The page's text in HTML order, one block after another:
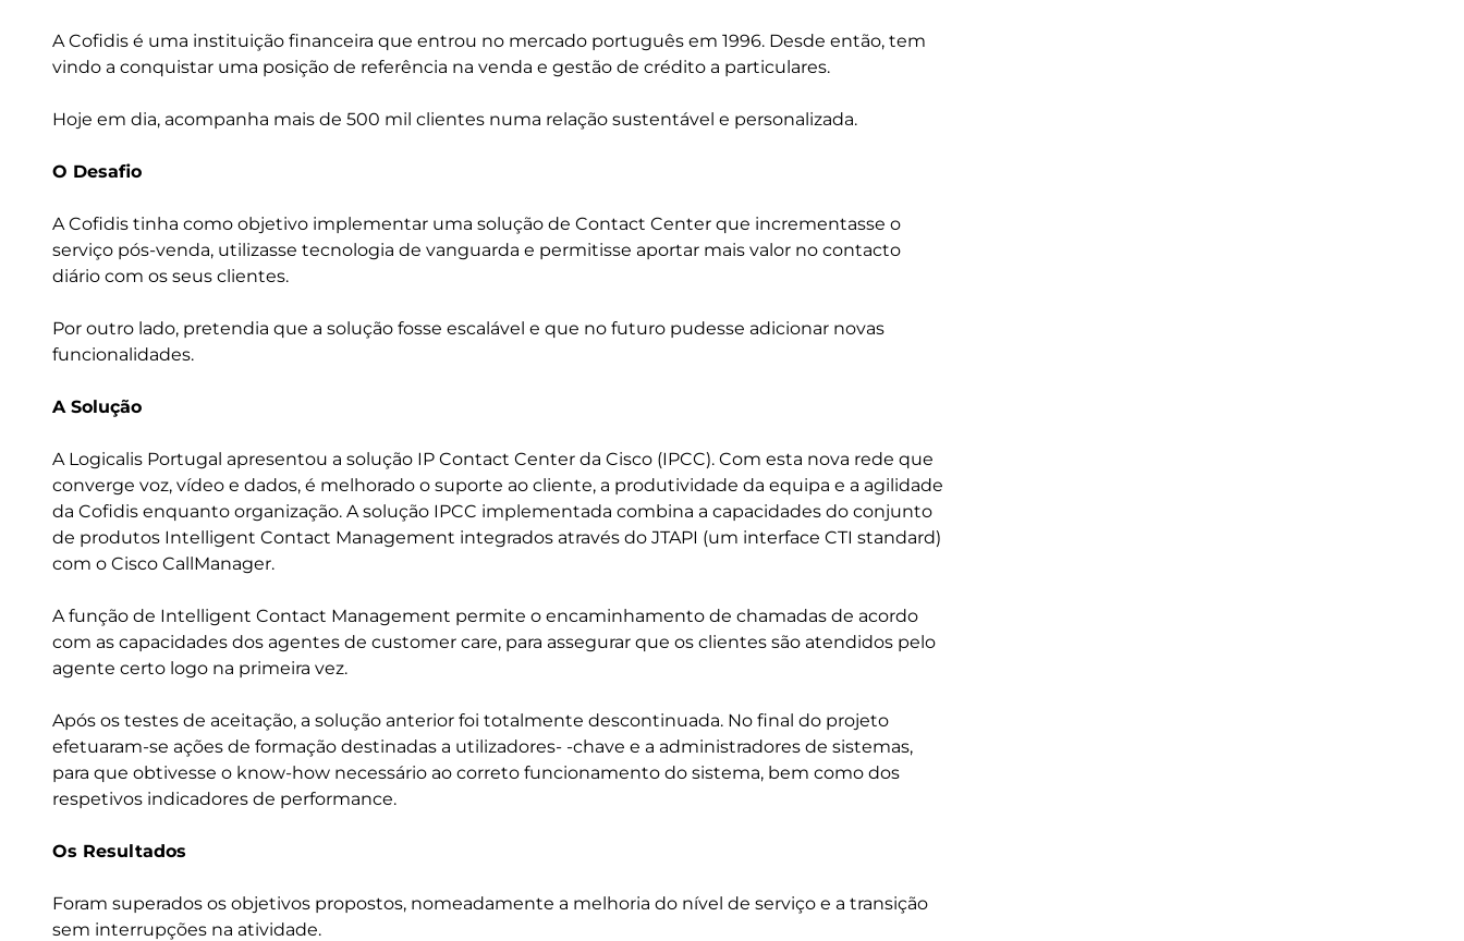
A Cofidis é uma instituição financeira que entrou no mercado português em 1996. Desde então, tem
vindo a conquistar uma posição de referência na venda e gestão de crédito a particulares.
Hoje em dia, acompanha mais de 500 mil clientes numa relação sustentável e personalizada.
O Desafio
A Cofidis tinha como objetivo implementar uma solução de Contact Center que incrementasse o
serviço pós-venda, utilizasse tecnologia de vanguarda e permitisse aportar mais valor no contacto
diário com os seus clientes.
Por outro lado, pretendia que a solução fosse escalável e que no futuro pudesse adicionar novas
funcionalidades.
A Solução
A Logicalis Portugal apresentou a solução IP Contact Center da Cisco (IPCC). Com esta nova rede que
converge voz, vídeo e dados, é melhorado o suporte ao cliente, a produtividade da equipa e a agilidade
da Cofidis enquanto organização. A solução IPCC implementada combina a capacidades do conjunto
de produtos Intelligent Contact Management integrados através do JTAPI (um interface CTI standard)
com o Cisco CallManager.
A função de Intelligent Contact Management permite o encaminhamento de chamadas de acordo
com as capacidades dos agentes de customer care, para assegurar que os clientes são atendidos pelo
agente certo logo na primeira vez.
Após os testes de aceitação, a solução anterior foi totalmente descontinuada. No final do projeto
efetuaram-se ações de formação destinadas a utilizadores- -chave e a administradores de sistemas,
para que obtivesse o know-how necessário ao correto funcionamento do sistema, bem como dos
respetivos indicadores de performance.
Os Resultados
Foram superados os objetivos propostos, nomeadamente a melhoria do nível de serviço e a transição
sem interrupções na atividade.